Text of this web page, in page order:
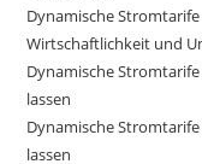
Dynamische
Wirtschaftlichkeit und
Dynamische
lassen
Dynamische
lassen